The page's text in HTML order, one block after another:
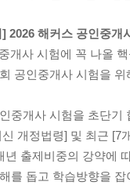
2026 해커스 공인중개
개사 시험에 꼭 나올
공인중개사 시험을
중개사 시험을 초단기
신 개정법령] 및 최근 [7
년 출제비중의 강약에
를 돕고 학습방향을